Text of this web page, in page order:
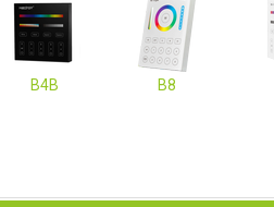
B4B B8